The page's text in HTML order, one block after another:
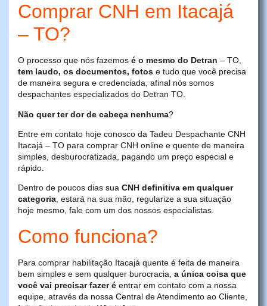
Comprar CNH em Itacajá
– TO?
O processo que nós fazemos é o mesmo do Detran – TO,
tem laudo, os documentos, fotos e tudo que você precisa
de maneira segura e credenciada, afinal nós somos
despachantes especializados do Detran TO.
Não quer ter dor de cabeça nenhuma?
Entre em contato hoje conosco da Tadeu Despachante CNH
Itacajá – TO para comprar CNH online e quente de maneira
simples, desburocratizada, pagando um preço especial e
rápido.
Dentro de poucos dias sua CNH definitiva em qualquer
categoria, estará na sua mão, regularize a sua situação
hoje mesmo, fale com um dos nossos especialistas.
Como funciona?
Para comprar habilitação Itacajá quente é feita de maneira
bem simples e sem qualquer burocracia, a única coisa que
você vai precisar fazer é entrar em contato com a nossa
equipe, através da nossa Central de Atendimento ao Cliente,